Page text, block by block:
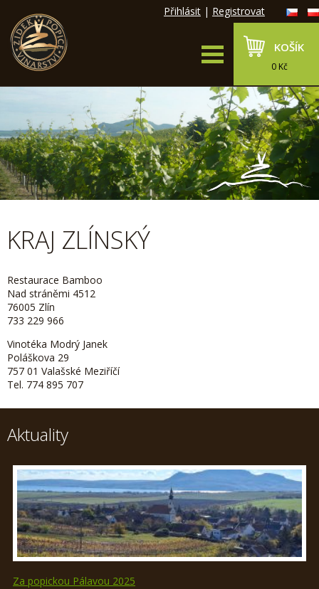
Přihlásit | Registrovat
KOŠÍK
0 Kč
KRAJ ZLÍNSKÝ
Restaurace Bamboo
Nad stráněmi 4512
76005 Zlín
733 229 966
Vinotéka Modrý Janek
Poláškova 29
757 01 Valašské Meziříčí
Tel. 774 895 707
Aktuality
Za popickou Pálavou 2025